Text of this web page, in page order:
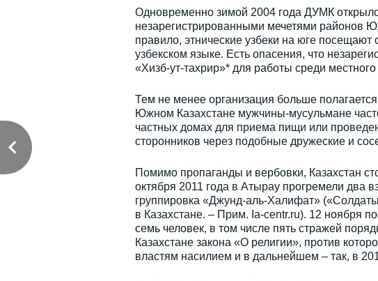
Одновременно зимой 2004 года ДУМК
незарегистрированными мечетями районов
правило, этнические узбеки на юге
узбекском языке. Есть опасения, что
«Хизб-ут-тахрир»* для работы среди
Тем не менее организация больше
Южном Казахстане мужчины-мусульмане
частных домах для приема пищи или
сторонников через подобные дружеские и
Помимо пропаганды и вербовки, Казахстан
октября 2011 года в Атырау прогремели два
группировка «Джунд-аль-Халифат»
в Казахстане. – Прим. Ia-centr.ru). 12 ноября
семь человек, в том числе пять стражей
Казахстане закона «О религии», против
властям насилием и в дальнейшем – так, в